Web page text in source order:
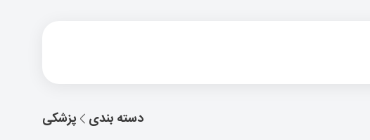
پزشکی دسته بندی